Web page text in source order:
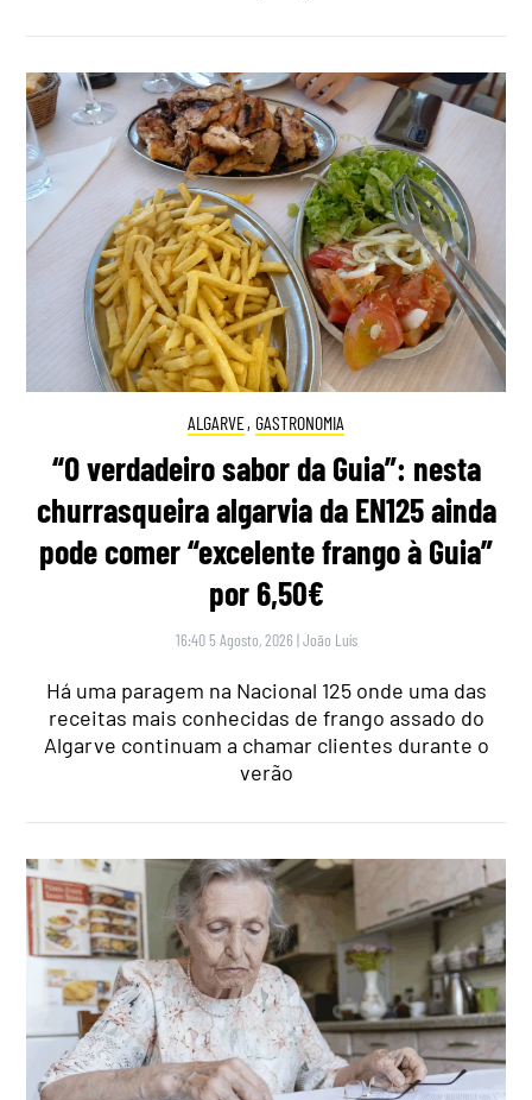
ALGARVE, GASTRONOMIA
“O verdadeiro sabor da Guia”: nesta
churrasqueira algarvia da EN125 ainda
pode comer “excelente frango à Guia”
por 6,50€
16:40 5 Agosto, 2026 |João Luís
Há uma paragem na Nacional 125 onde uma das
receitas mais conhecidas de frango assado do
Algarve continuam a chamar clientes durante o
verão